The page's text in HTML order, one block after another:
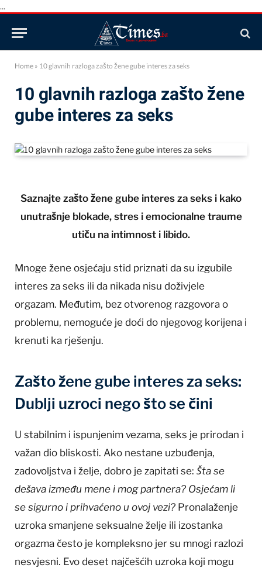
...
Home » 10 glavnih razloga zašto žene gube interes za seks
10 glavnih razloga zašto žene
gube interes za seks
Saznajte zašto žene gube interes za seks i kako
unutrašnje blokade, stres i emocionalne traume
utiču na intimnost i libido.
Mnoge žene osjećaju stid priznati da su izgubile
interes za seks ili da nikada nisu doživjele
orgazam. Međutim, bez otvorenog razgovora o
problemu, nemoguće je doći do njegovog korijena i
krenuti ka rješenju.
Zašto žene gube interes za seks:
Dublji uzroci nego što se čini
U stabilnim i ispunjenim vezama, seks je prirodan i
važan dio bliskosti. Ako nestane uzbuđenja,
zadovoljstva i želje, dobro je zapitati se: Šta se
dešava između mene i mog partnera? Osjećam li
se sigurno i prihvaćeno u ovoj vezi? Pronalaženje
uzroka smanjene seksualne želje ili izostanka
orgazma često je kompleksno jer su mnogi razlozi
nesvjesni. Evo deset najčešćih uzroka koji mogu